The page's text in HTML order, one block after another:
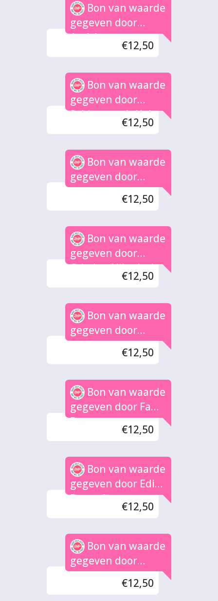
Bon van waarde
gegeven door
Andy!
€12,50
Bon van waarde
gegeven door
Sabine van 't Hek
€12,50
Bon van waarde
gegeven door
Bettien
€12,50
Bon van waarde
gegeven door
Cristian Nijenhuis
€12,50
Bon van waarde
gegeven door
Marijke
€12,50
Bon van waarde
gegeven door Fam.
Pot
€12,50
Bon van waarde
gegeven door Edith
Barendsen
€12,50
Bon van waarde
gegeven door
Sjoerd
€12,50